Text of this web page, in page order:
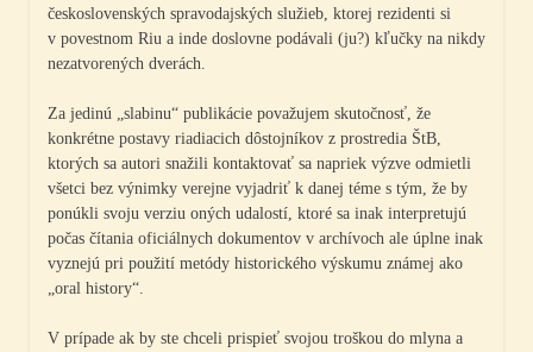
československých spravodajských služieb, ktorej rezidenti si
v povestnom Riu a inde doslovne podávali (ju?) kľučky na nikdy
nezatvorených dverách.
Za jedinú „slabinu“ publikácie považujem skutočnosť, že
konkrétne postavy riadiacich dôstojníkov z prostredia ŠtB,
ktorých sa autori snažili kontaktovať sa napriek výzve odmietli
všetci bez výnimky verejne vyjadriť k danej téme s tým, že by
ponúkli svoju verziu oných udalostí, ktoré sa inak interpretujú
počas čítania oficiálnych dokumentov v archívoch ale úplne inak
vyznejú pri použití metódy historického výskumu známej ako
„oral history“.
V prípade ak by ste chceli prispieť svojou troškou do mlyna a